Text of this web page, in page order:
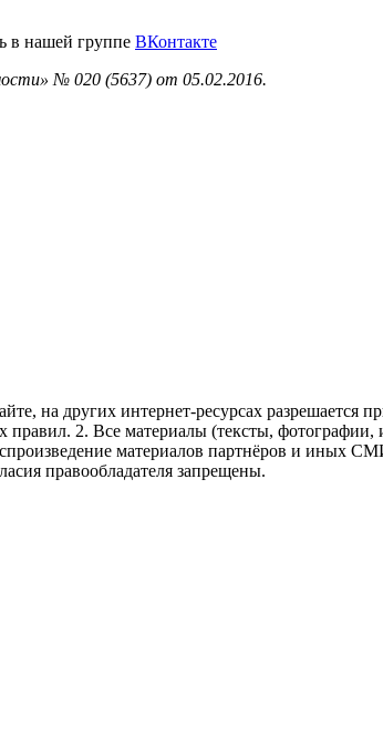
в нашей группе ВКонтакте
№ 020 (5637) от 05.02.2016.
на других интернет-ресурсах разрешается
правил. 2. Все материалы (тексты, фотографии,
материалов партнёров и иных
правообладателя запрещены.